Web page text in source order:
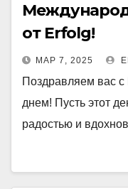
от Erfolg!
МАР 7, 2025
Поздравляем вас
днем! Пусть этот
радостью и